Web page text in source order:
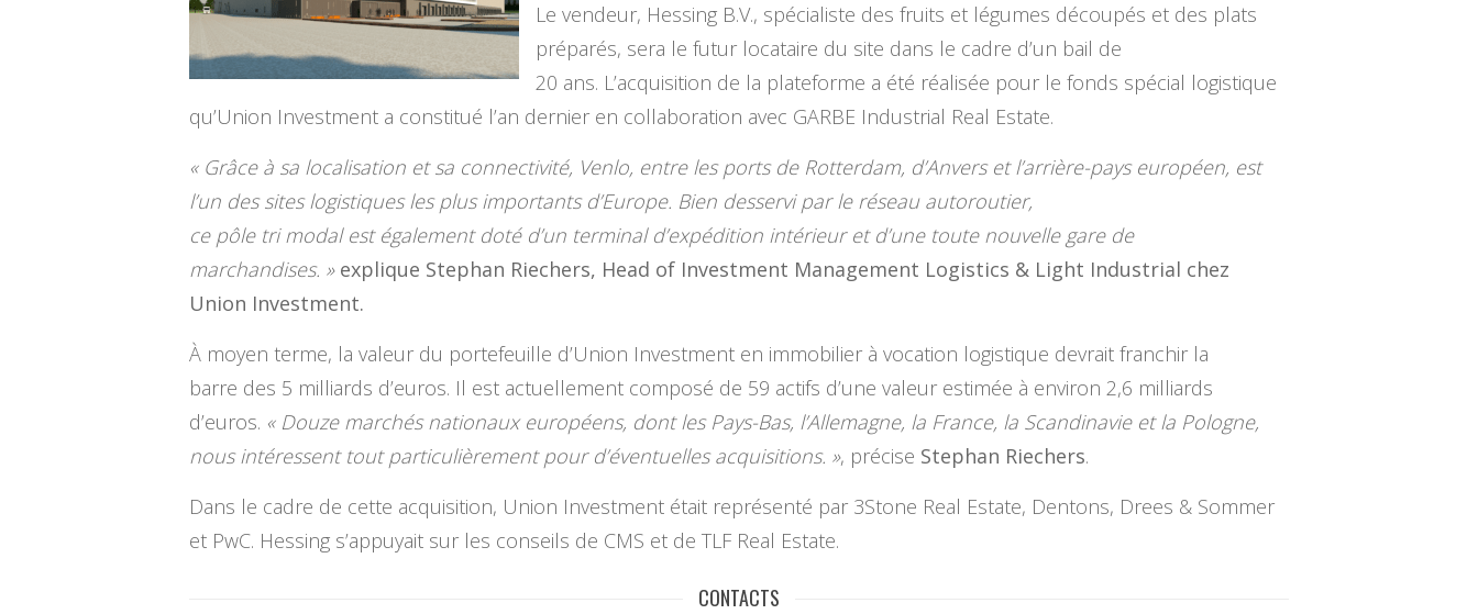
Le vendeur, Hessing B.V., spécialiste des fruits et légumes découpés et des plats
préparés, sera le futur locataire du site dans le cadre d’un bail de
20 ans. L’acquisition de la plateforme a été réalisée pour le fonds spécial logistique
qu’Union Investment a constitué l’an dernier en collaboration avec GARBE Industrial Real Estate.
« Grâce à sa localisation et sa connectivité, Venlo, entre les ports de Rotterdam, d’Anvers et l’arrière-pays européen, est
l’un des sites logistiques les plus importants d’Europe. Bien desservi par le réseau autoroutier,
ce pôle tri modal est également doté d’un terminal d’expédition intérieur et d’une toute nouvelle gare de
marchandises. » explique Stephan Riechers, Head of Investment Management Logistics & Light Industrial chez
Union Investment.
À moyen terme, la valeur du portefeuille d’Union Investment en immobilier à vocation logistique devrait franchir la
barre des 5 milliards d’euros. Il est actuellement composé de 59 actifs d’une valeur estimée à environ 2,6 milliards
d’euros. « Douze marchés nationaux européens, dont les Pays-Bas, l’Allemagne, la France, la Scandinavie et la Pologne,
nous intéressent tout particulièrement pour d’éventuelles acquisitions. », précise Stephan Riechers.
Dans le cadre de cette acquisition, Union Investment était représenté par 3Stone Real Estate, Dentons, Drees & Sommer
et PwC. Hessing s’appuyait sur les conseils de CMS et de TLF Real Estate.
CONTACTS